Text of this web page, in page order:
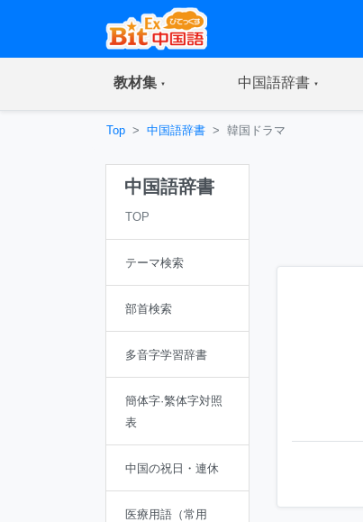
教材集(current) 中国語辞書(current)
Top 中国語辞書 韓国ドラマ
中国語辞書
TOP
テーマ検索
部首検索
多音字学習辞書
簡体字·繁体字対照
表
中国の祝日・連休
医療用語（常用